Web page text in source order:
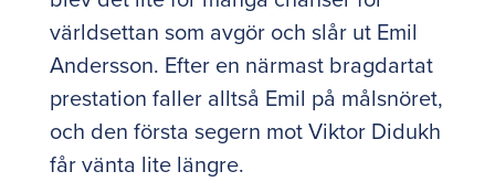
världsettan som avgör och slår ut Emil
Andersson. Efter en närmast bragdartat
prestation faller alltså Emil på målsnöret,
och den första segern mot Viktor Didukh
får vänta lite längre.